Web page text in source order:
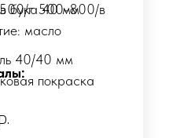
г 500-800/в
бука 40 мм
масло
40/40 мм
покраска
по
размерам и